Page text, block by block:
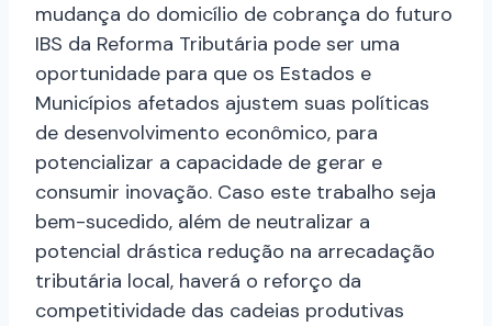
mudança do domicílio de cobrança do futuro
IBS da Reforma Tributária pode ser uma
oportunidade para que os Estados e
Municípios afetados ajustem suas políticas
de desenvolvimento econômico, para
potencializar a capacidade de gerar e
consumir inovação. Caso este trabalho seja
bem-sucedido, além de neutralizar a
potencial drástica redução na arrecadação
tributária local, haverá o reforço da
competitividade das cadeias produtivas